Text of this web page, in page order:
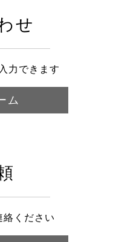
せ
力できます
ム
ください